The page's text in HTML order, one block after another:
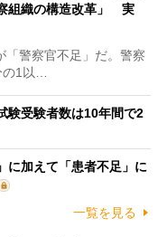
組織の構造改革」 実
警察官不足」だ。警察
1以…
験受験者数は10年間で2
に加えて「患者不足」に
一覧を見る